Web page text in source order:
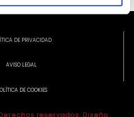
DE PRIVACIDAD
AVISO LEGAL
DE COOKIES
reservados. Diseño